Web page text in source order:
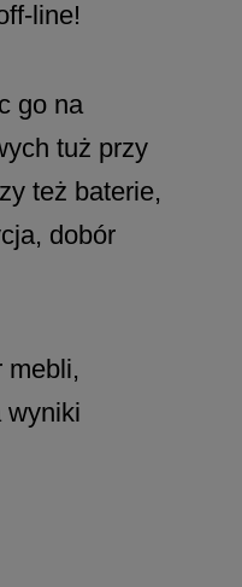
line!
go na
tuż przy
też baterie,
dobór
mebli,
wyniki